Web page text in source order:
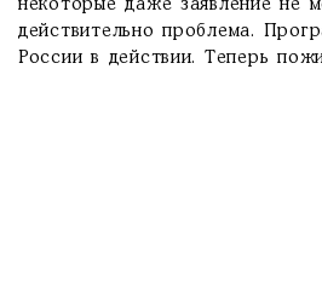
некоторые даже заявление не
действительно проблема.
России в действии. Теперь